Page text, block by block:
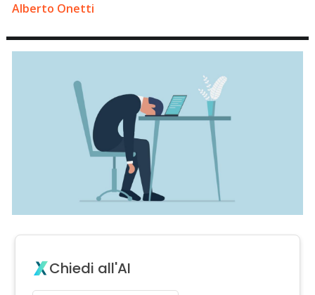
Alberto Onetti
Chiedi all'AI